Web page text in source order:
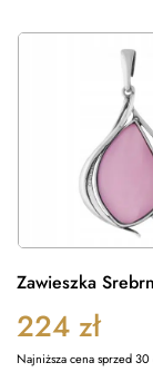
Zawieszka
224 zł
Najniższa cena sprzed